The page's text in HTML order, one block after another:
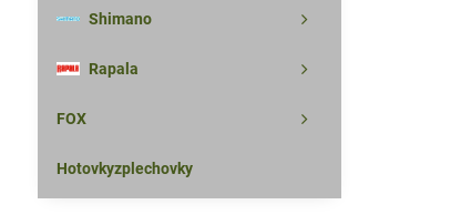
Shimano
Rapala
FOX
Hotovkyzplechovky